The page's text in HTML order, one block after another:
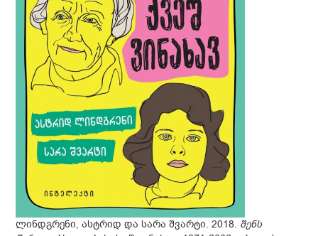
ლინდგრენი, ასტრიდ და სარა შვარტი. 2018. შენს